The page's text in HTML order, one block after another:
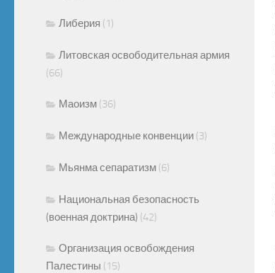
Либерия (1)
Литовская освободительная армия
(66)
Маоизм (36)
Международные конвенции (3)
Мьянма сепаратизм (6)
Национальная безопасность
(военная доктрина) (42)
Организация освобождения
Палестины (15)